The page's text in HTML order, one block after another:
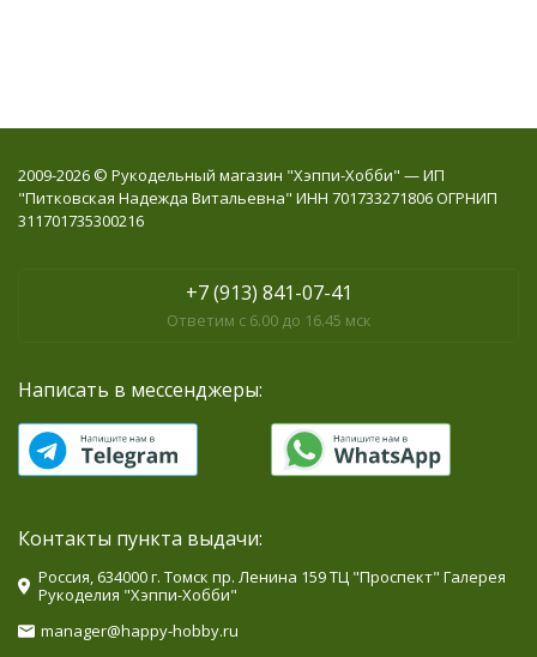
2009-2026 © Рукодельный магазин "Хэппи-Хобби" — ИП
"Питковская Надежда Витальевна" ИНН 701733271806 ОГРНИП
311701735300216
+7 (913) 841-07-41
Ответим с 6.00 до 16.45 мск
Написать в мессенджеры:
Контакты пункта выдачи:
Россия, 634000 г. Томск пр. Ленина 159 ТЦ "Проспект" Галерея
Рукоделия "Хэппи-Хобби"
manager@happy-hobby.ru